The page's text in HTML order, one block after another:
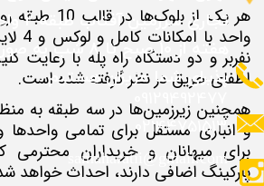
واحد
نفربر و دو دستگاه راه پله با رعایت
اطفای حریق در نظر گرفته شده است.
همچنین زیرزمین‌ها در سه طبقه به
و انباری مستقل برای تمامی واحدها
برای میهانان و خریداران محترمی
پارکینگ اضافی دارند، احداث خواهد
09129492477
02144751513
هفته از 10 صبح تا
پذیرای شما عزیزان هستیم .
samaharatii@gmail.com